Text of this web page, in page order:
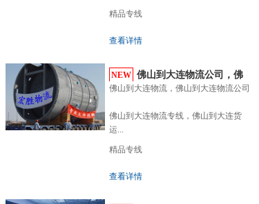
精品专线
查看详情
NEW
佛山到大连物流公司，佛
山到...
佛山到大连物流，佛山到大连物流公司
佛山到大连物流专线，佛山到大连货
运...
精品专线
查看详情